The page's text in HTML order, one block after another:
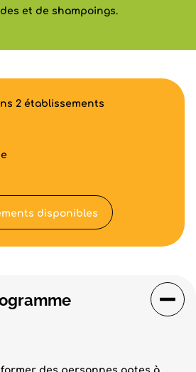
et de shampoings.
2 établissements
disponibles